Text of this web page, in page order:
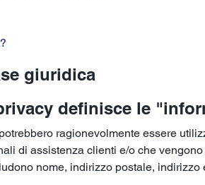
giuridica
definisce le
ragionevolmente essere
di assistenza clienti e/o che
nome, indirizzo postale, indirizzo